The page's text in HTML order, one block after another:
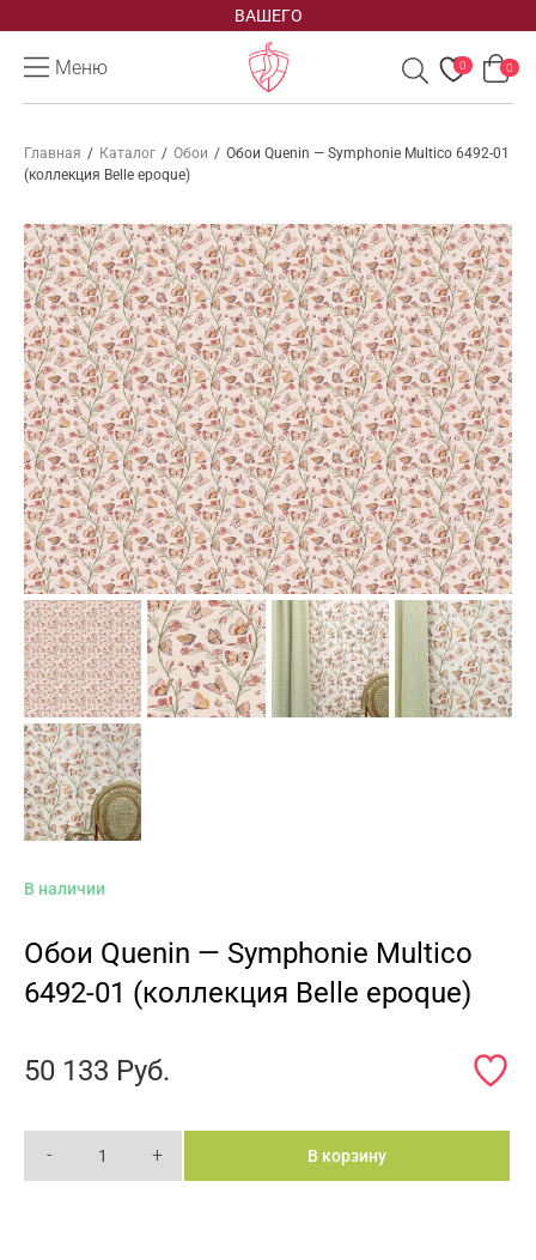
ВАШЕГО
Меню 0 0
Главная / Каталог / Обои / Обои Quenin — Symphonie Multico 6492-01
(коллекция Belle epoque)
В наличии
Обои Quenin — Symphonie Multico
6492-01 (коллекция Belle epoque)
50 133 Руб.
- + В корзину